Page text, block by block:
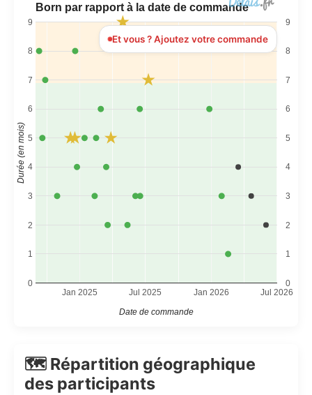
Et vous ? Ajoutez votre commande
Born par rapport à la date de commande
Jan 2025 Jan 2026
Jul 2025 Jul 2026
0
1
2
3
4
5
6
7
8
9
0
1
2
3
4
5
6
7
8
9
Date de commande
Durée (en mois)
🗺️ Répartition géographique
des participants